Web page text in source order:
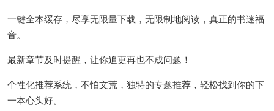
一键全本缓存，尽享无限量下载，无限制地阅读，真正的书迷福
音。
最新章节及时提醒，让你追更再也不成问题！
个性化推荐系统，不怕文荒，独特的专题推荐，轻松找到你的下
一本心头好。